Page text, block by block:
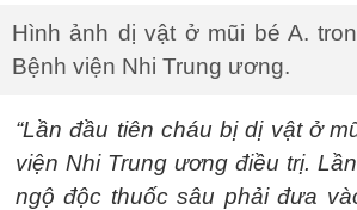
Hình ảnh dị vật ở mũi bé A.
Bệnh viện Nhi Trung ương.
“Lần đầu tiên cháu bị dị vật ở
viện Nhi Trung ương điều trị.
ngộ độc thuốc sâu phải đưa